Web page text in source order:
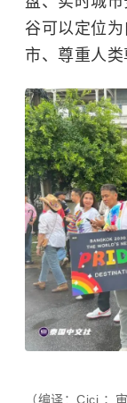
谷可以定位
市、尊重人类
（编译：Cici ；